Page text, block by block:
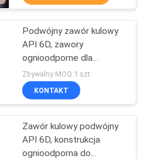
Podwójny zawór kulowy
API 6D, zawory
ognioodporne dla
przemysłu naftowego i
gazowego
Zbywalny MOQ:1 szt
KONTAKT
Zawór kulowy podwójny
API 6D, konstrukcja
ognioodporna do